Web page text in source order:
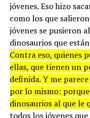
jóvenes. Eso hizo
como los que
jóvenes se pusieron
dinosaurios que
Contra eso, quienes
ellas, que tienen un
definida. Y me
por lo mismo:
dinosaurios al que le
todos los jóvenes